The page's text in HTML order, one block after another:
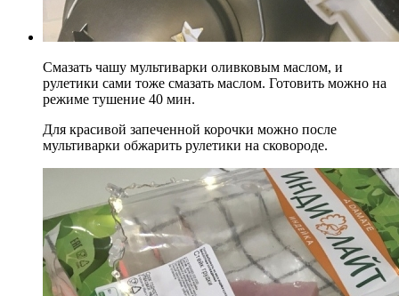
Смазать чашу мультиварки оливковым маслом, и
рулетики сами тоже смазать маслом. Готовить можно на
режиме тушение 40 мин.
Для красивой запеченной корочки можно после
мультиварки обжарить рулетики на сковороде.